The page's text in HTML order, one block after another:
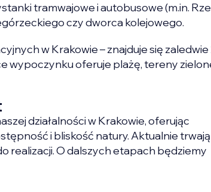
tramwajowe i autobusowe (m.in.
czy dworca kolejowego.
w Krakowie – znajduje się zaledwie
wypoczynku oferuje plażę, tereny
działalności w Krakowie, oferując
i bliskość natury. Aktualnie
realizacji. O dalszych etapach będziemy